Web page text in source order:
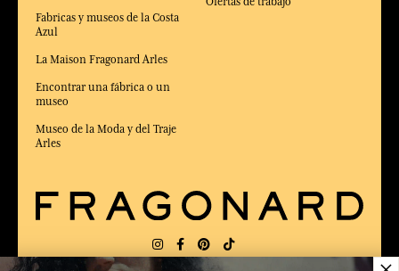
Fabricas y museos de la Costa
Azul
La Maison Fragonard Arles
Encontrar una fábrica o un
museo
Museo de la Moda y del Traje
Arles